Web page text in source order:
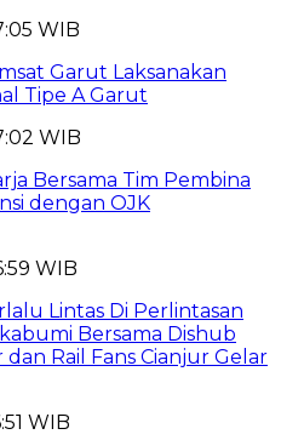
WIB
Garut Laksanakan
Tipe A Garut
WIB
Bersama Tim Pembina
dengan OJK
WIB
Lintas Di Perlintasan
Bersama Dishub
Rail Fans Cianjur Gelar
WIB